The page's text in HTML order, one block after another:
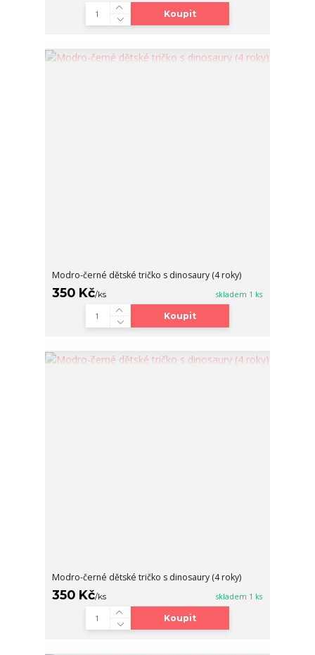
Koupit
Modro-černé dětské tričko s dinosaury (4 roky)
350 Kč/ks skladem 1 ks
Koupit
Modro-černé dětské tričko s dinosaury (4 roky)
350 Kč/ks skladem 1 ks
Koupit